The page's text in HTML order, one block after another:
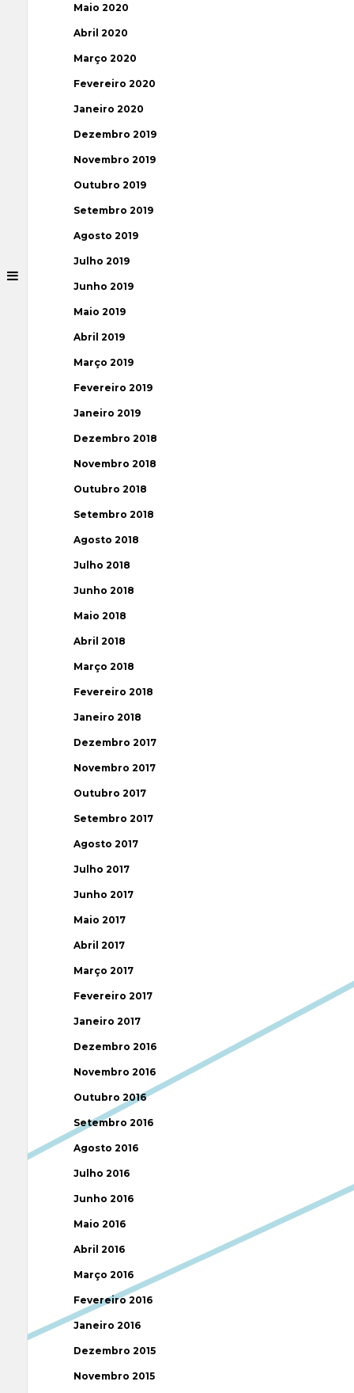
Maio 2020
Abril 2020
Março 2020
Fevereiro 2020
Janeiro 2020
Dezembro 2019
Novembro 2019
Outubro 2019
Setembro 2019
Agosto 2019
Julho 2019
Junho 2019
Maio 2019
Abril 2019
Março 2019
Fevereiro 2019
Janeiro 2019
Dezembro 2018
Novembro 2018
Outubro 2018
Setembro 2018
Agosto 2018
Julho 2018
Junho 2018
Maio 2018
Abril 2018
Março 2018
Fevereiro 2018
Janeiro 2018
Dezembro 2017
Novembro 2017
Outubro 2017
Setembro 2017
Agosto 2017
Julho 2017
Junho 2017
Maio 2017
Abril 2017
Março 2017
Fevereiro 2017
Janeiro 2017
Dezembro 2016
Novembro 2016
Outubro 2016
Setembro 2016
Agosto 2016
Julho 2016
Junho 2016
Maio 2016
Abril 2016
Março 2016
Fevereiro 2016
Janeiro 2016
Dezembro 2015
Novembro 2015